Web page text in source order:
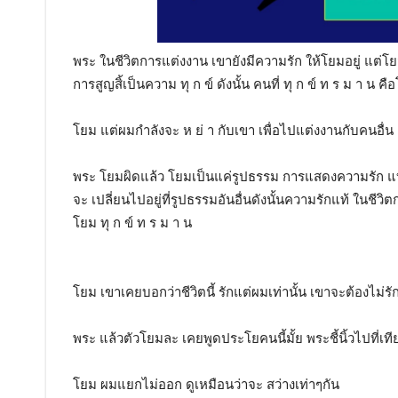
พระ ในชีวิตการแต่งงาน เขายังมีความรัก ให้โยมอยู่ แต่
การสูญสิ้เป็นความ ทุ ก ข์ ดังนั้น คนที่ ทุ ก ข์ ท ร ม า น คื
โยม แต่ผมกำลังจะ ห ย่ า กับเขา เพื่อไปแต่งงานกับคนอื่น
พระ โยมผิดแล้ว โยมเป็นแค่รูปธรรม การแสดงความรัก
จะ เปลี่ยนไปอยู่ที่รูปธรรมอันอื่นดังนั้นความรักแท้ ในชีวิต
โยม ทุ ก ข์ ท ร ม า น
โยม เขาเคยบอกว่าชีวิตนี้ รักแต่ผมเท่านั้น เขาจะต้องไม่
พระ แล้วตัวโยมละ เคยพูดประโยคนนี้มั้ย พระชี้นิ้วไปที่เ
โยม ผมแยกไม่ออก ดูเหมือนว่าจะ สว่างเท่าๆกัน